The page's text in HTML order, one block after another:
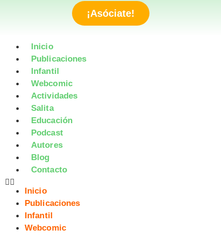
¡Asóciate!
Inicio
Publicaciones
Infantil
Webcomic
Actividades
Salita
Educación
Podcast
Autores
Blog
Contacto
Inicio
Publicaciones
Infantil
Webcomic